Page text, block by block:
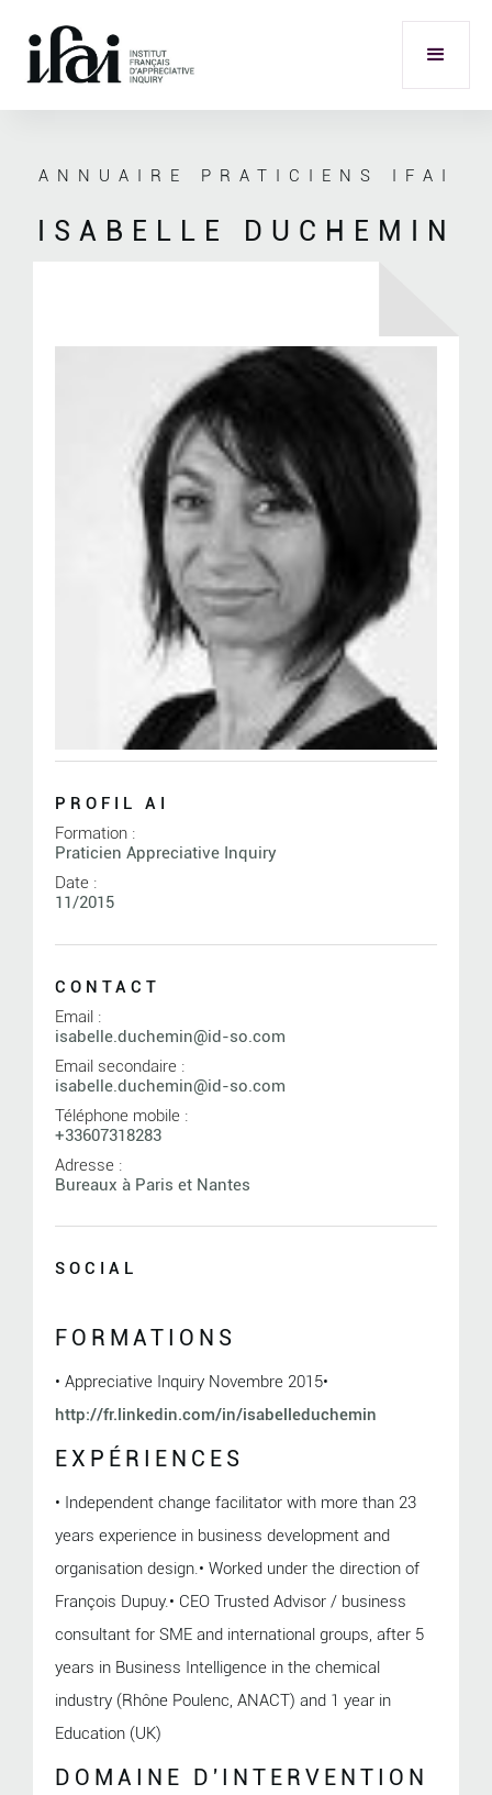
ANNUAIRE PRATICIENS IFAI
ISABELLE DUCHEMIN
PROFIL AI
Formation :
Praticien Appreciative Inquiry
Date :
11/2015
CONTACT
Email :
isabelle.duchemin@id-so.com
Email secondaire :
isabelle.duchemin@id-so.com
Téléphone mobile :
+33607318283
Adresse :
Bureaux à Paris et Nantes
SOCIAL
FORMATIONS
• Appreciative Inquiry Novembre 2015•
http://fr.linkedin.com/in/isabelleduchemin
EXPÉRIENCES
• Independent change facilitator with more than 23
years experience in business development and
organisation design.• Worked under the direction of
François Dupuy.• CEO Trusted Advisor / business
consultant for SME and international groups, after 5
years in Business Intelligence in the chemical
industry (Rhône Poulenc, ANACT) and 1 year in
Education (UK)
DOMAINE D'INTERVENTION